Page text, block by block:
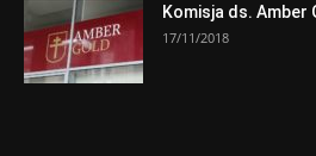
Komisja ds. Amber
17/11/2018